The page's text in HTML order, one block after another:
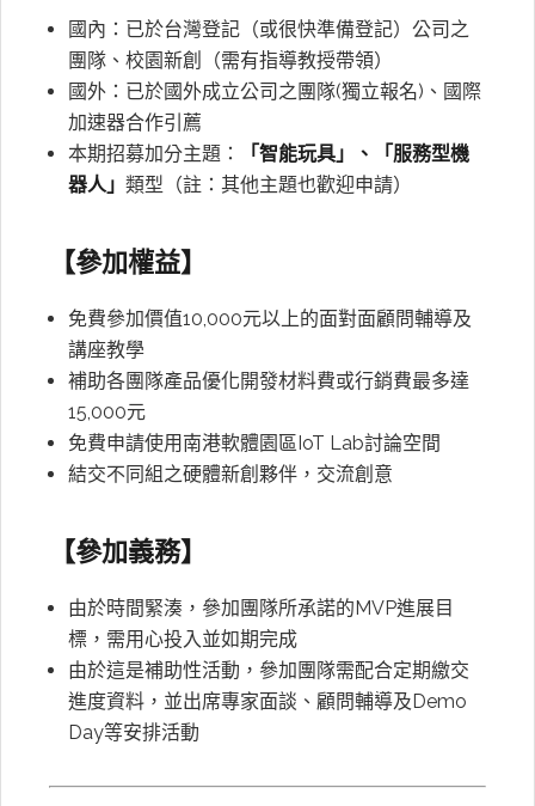
國內：已於台灣登記（或很快準備登記）公司之
團隊、校園新創（需有指導教授帶領）
國外：已於國外成立公司之團隊(獨立報名)、國際
加速器合作引薦
本期招募加分主題：
「智能玩具」、「服務型機
器人」 類型（註：其他主題也歡迎申請）
【參加權益】
免費參加價值10,000元以上的面對面顧問輔導及
講座教學
補助各團隊產品優化開發材料費或行銷費最多達
15,000元
免費申請使用南港軟體園區IoT Lab討論空間
結交不同組之硬體新創夥伴，交流創意
【參加義務】
由於時間緊湊，參加團隊所承諾的MVP進展目
標，需用心投入並如期完成
由於這是補助性活動，參加團隊需配合定期繳交
進度資料，並出席專家面談、顧問輔導及Demo
Day等安排活動